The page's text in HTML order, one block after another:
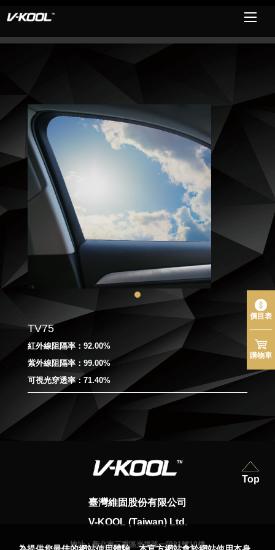
TV75
紅外線阻隔率：92.00%
紫外線阻隔率：99.00%
可視光穿透率：71.40%
臺灣維固股份有限公司
V-KOOL (Taiwan) Ltd.
地址：新北市三重區光復路一段81號10樓
Top
價目表
購物車